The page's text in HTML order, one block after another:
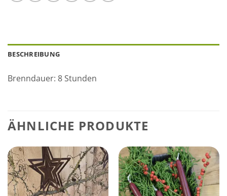
BESCHREIBUNG
Brenndauer: 8 Stunden
ÄHNLICHE PRODUKTE